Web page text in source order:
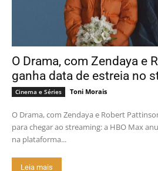
O Drama, com Zendaya e
ganha data de estreia no
Cinema e Séries Toni Morais
O Drama, com Zendaya e Robert
para chegar ao streaming: a HBO Max
na plataforma...
Leia mais